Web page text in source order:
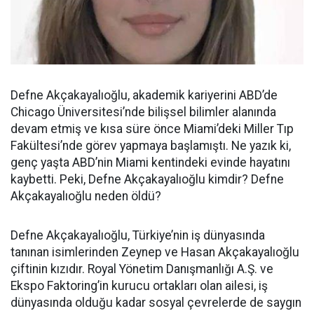
Defne Akçakayalıoğlu, akademik kariyerini ABD’de
Chicago Üniversitesi’nde bilişsel bilimler alanında
devam etmiş ve kısa süre önce Miami’deki Miller Tıp
Fakültesi’nde görev yapmaya başlamıştı. Ne yazık ki,
genç yaşta ABD’nin Miami kentindeki evinde hayatını
kaybetti. Peki, Defne Akçakayalıoğlu kimdir? Defne
Akçakayalıoğlu neden öldü?
Defne Akçakayalıoğlu, Türkiye’nin iş dünyasında
tanınan isimlerinden Zeynep ve Hasan Akçakayalıoğlu
çiftinin kızıdır. Royal Yönetim Danışmanlığı A.Ş. ve
Ekspo Faktoring’in kurucu ortakları olan ailesi, iş
dünyasında olduğu kadar sosyal çevrelerde de saygın